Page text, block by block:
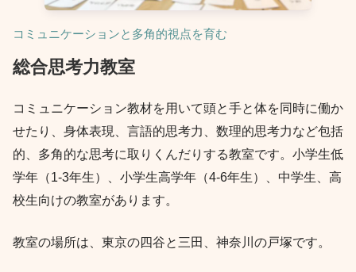
コミュニケーションと多角的視点を育む
総合思考力教室
コミュニケーション教材を用いて頭と手と体を同時に働か
せたり、身体表現、言語的思考力、数理的思考力など包括
的、多角的な思考に取りくんだりする教室です。小学生低
学年（1-3年生）、小学生高学年（4-6年生）、中学生、高
校生向けの教室があります。
教室の場所は、東京の四谷と三田、神奈川の戸塚です。